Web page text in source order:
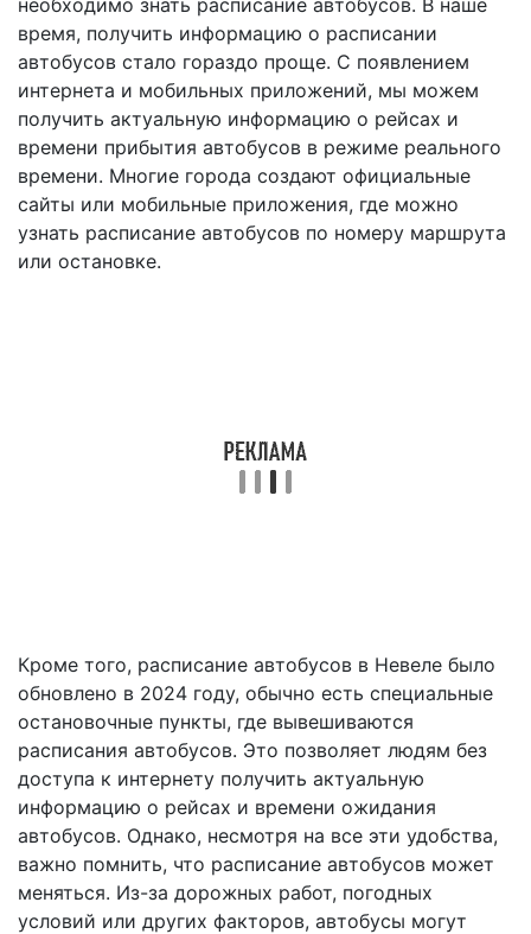
необходимо знать расписание автобусов. В наше
время, получить информацию о расписании
автобусов стало гораздо проще. С появлением
интернета и мобильных приложений, мы можем
получить актуальную информацию о рейсах и
времени прибытия автобусов в режиме реального
времени. Многие города создают официальные
сайты или мобильные приложения, где можно
узнать расписание автобусов по номеру маршрута
или остановке.
Кроме того, расписание автобусов в Невеле было
обновлено в 2024 году, обычно есть специальные
остановочные пункты, где вывешиваются
расписания автобусов. Это позволяет людям без
доступа к интернету получить актуальную
информацию о рейсах и времени ожидания
автобусов. Однако, несмотря на все эти удобства,
важно помнить, что расписание автобусов может
меняться. Из-за дорожных работ, погодных
условий или других факторов, автобусы могут